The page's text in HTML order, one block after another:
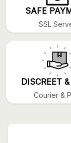
SAFE
SSL
DISCREET
Courier &